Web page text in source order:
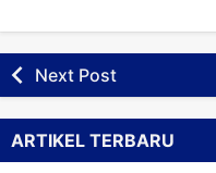
Next Post
ARTIKEL TERBARU